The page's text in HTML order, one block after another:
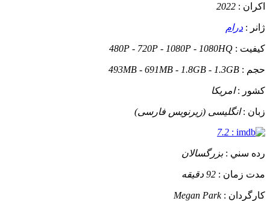
اکران : 2022
ژانر : درام
کيفيت : 480P - 720P - 1080P - 1080HQ
حجم : 493MB - 691MB - 1.8GB - 1.3GB
کشور :امریکا
زبان :انگلیسی (زیرنویس فارسی)
:
7.2
رده سني :بزرگسالان
مدت زمان : 92 دقیقه
کارگردان :Megan Park